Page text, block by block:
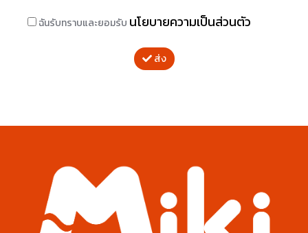
ฉันรับทราบและยอมรับ นโยบายความเป็นส่วนตัว
ส่ง